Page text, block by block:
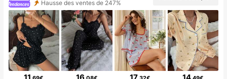
Hausse des ventes de 247%